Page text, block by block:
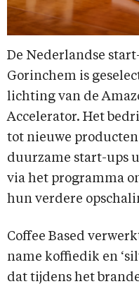
De Nederlandse
Gorinchem is
lichting van de
Accelerator. Het
tot nieuwe
duurzame start-ups
via het programma
hun verdere
Coffee Based
name koffiedik en
dat tijdens het